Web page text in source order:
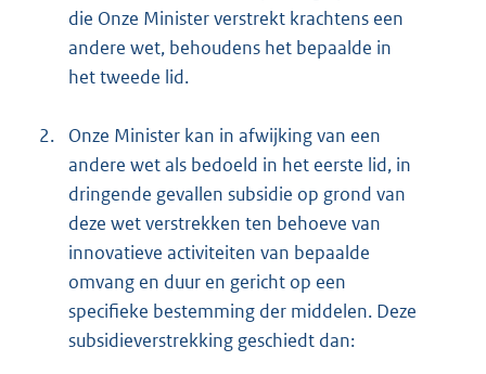
die Onze Minister verstrekt krachtens een
andere wet, behoudens het bepaalde in
het tweede lid.
2.
Onze Minister kan in afwijking van een
andere wet als bedoeld in het eerste lid, in
dringende gevallen subsidie op grond van
deze wet verstrekken ten behoeve van
innovatieve activiteiten van bepaalde
omvang en duur en gericht op een
specifieke bestemming der middelen. Deze
subsidieverstrekking geschiedt dan: